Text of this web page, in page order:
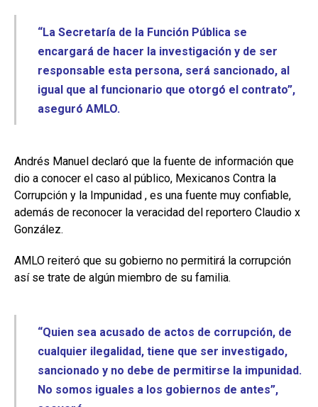
“La Secretaría de la Función Pública se
encargará de hacer la investigación y de ser
responsable esta persona, será sancionado, al
igual que al funcionario que otorgó el contrato”,
aseguró AMLO.
Andrés Manuel declaró que la fuente de información que
dio a conocer el caso al público, Mexicanos Contra la
Corrupción y la Impunidad , es una fuente muy confiable,
además de reconocer la veracidad del reportero Claudio x
González.
AMLO reiteró que su gobierno no permitirá la corrupción
así se trate de algún miembro de su familia.
“Quien sea acusado de actos de corrupción, de
cualquier ilegalidad, tiene que ser investigado,
sancionado y no debe de permitirse la impunidad.
No somos iguales a los gobiernos de antes”,